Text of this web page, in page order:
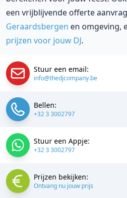
een vrijblijvende offerte
Geraardsbergen en omgeving,
prijzen voor jouw DJ.
Stuur een email:
info@thedjcompany.be
Bellen:
+32 3 3002797
Stuur een Appje:
+32 3 3002797
Prijzen bekijken:
Ontvang nu jouw prijs